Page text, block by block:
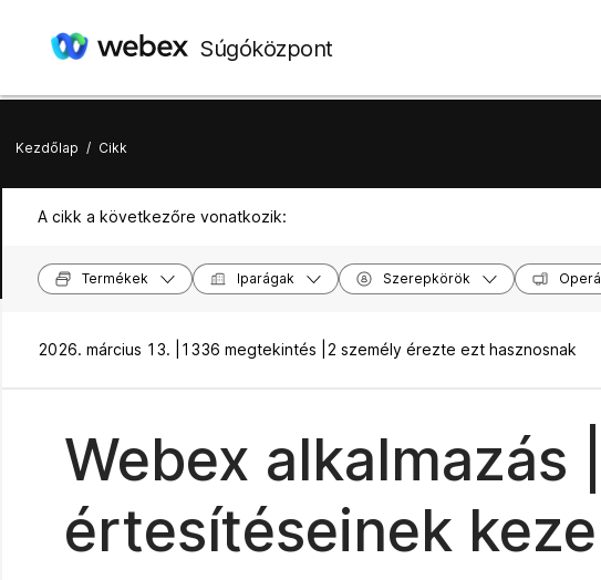
Súgóközpont
Kezdőlap / Cikk
A cikk a következőre vonatkozik:
Termékek Iparágak Szerepkörök
2026. március 13. | 1336 megtekintés | 2 személy érezte ezt hasznosnak
Webex alkalmazás
értesítéseinek